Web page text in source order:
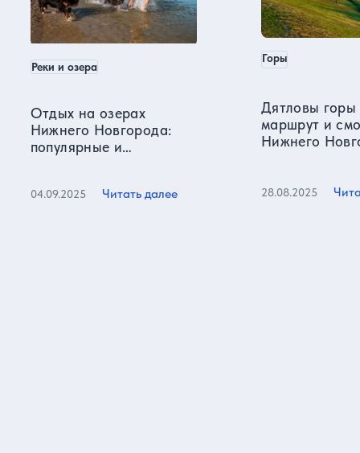
Отдых на озерах
Нижнего Новгорода:
популярные и
Реки и озера
04.09.2025 Читать далее
Дятловы горы
маршрут и
Нижнего
Горы
28.08.2025